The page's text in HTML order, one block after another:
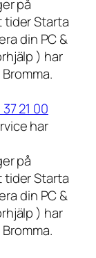
på
tider Starta
din PC &
) har
21 00
har
på
tider Starta
din PC &
) har